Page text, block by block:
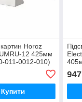
картин Horoz
12 425мм
011-0012-010)
Купити
947